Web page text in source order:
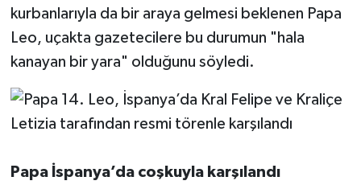
kurbanlarıyla da bir araya gelmesi beklenen Papa
Leo, uçakta gazetecilere bu durumun "hala
kanayan bir yara" olduğunu söyledi.
Papa İspanya’da coşkuyla karşılandı